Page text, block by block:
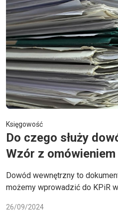
Księgowość
Do czego służy
Wzór z omówieniem
Dowód wewnętrzny to
możemy wprowadzić do KPiR
26/09/2024